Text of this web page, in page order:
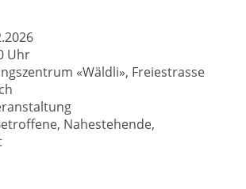
Uhr
«Wäldli», Freiestrasse
Nahestehende,